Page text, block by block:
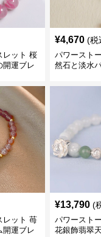
レット 桜
開運ブレ
¥4,670 (税
パワースト
然石と淡水
レット 苺
開運ブレ
¥13,790 (
パワースト
花銀飾翡翠